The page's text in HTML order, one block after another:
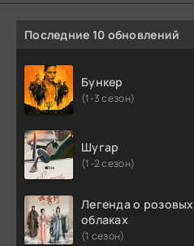
Последние 10 обновлений
Бункер
(1-3 сезон)
Шугар
(1-2 сезон)
Легенда о розовых
облаках
(1 сезон)